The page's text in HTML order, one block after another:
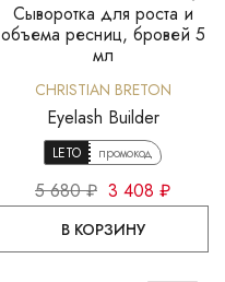
Сыворотка для роста и
объема ресниц, бровей 5
мл
CHRISTIAN BRETON
Eyelash Builder
LETO промокод
5 680 ₽ 3 408 ₽
В КОРЗИНУ